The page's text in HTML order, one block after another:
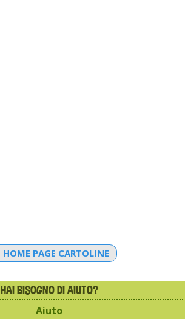
HOME PAGE CARTOLINE
HAI BISOGNO DI AIUTO?
Aiuto